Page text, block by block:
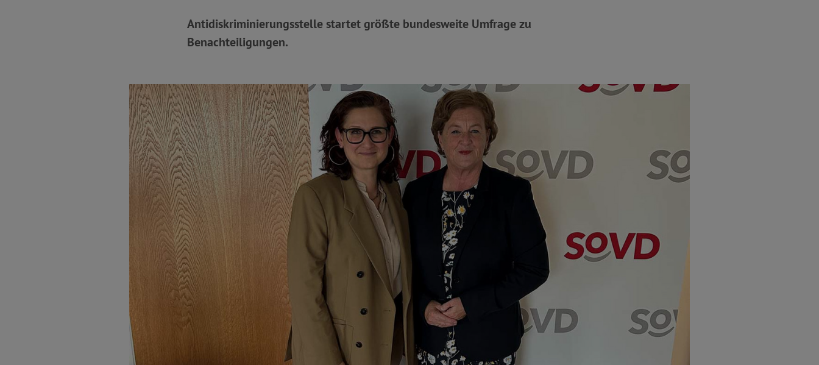
Antidiskriminierungsstelle startet größte bundesweite Umfrage zu
Benachteiligungen.